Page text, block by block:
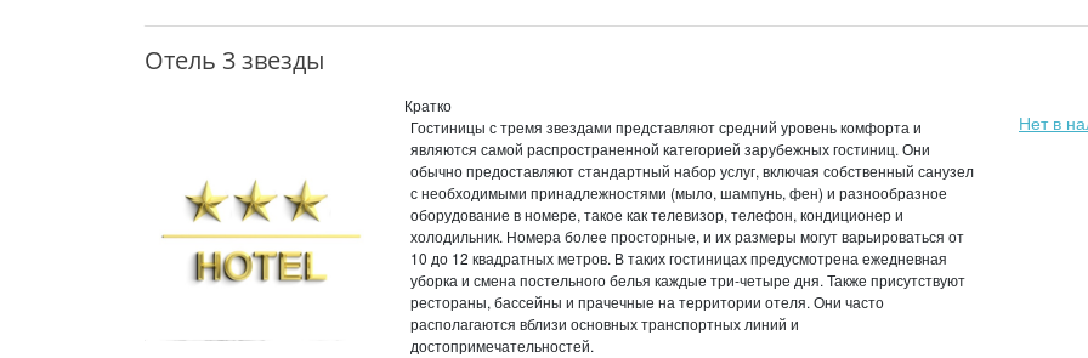
Отель 3 звезды
Кратко
Гостиницы с тремя звездами представляют средний уровень комфорта и
являются самой распространенной категорией зарубежных гостиниц. Они
обычно предоставляют стандартный набор услуг, включая собственный санузел
с необходимыми принадлежностями (мыло, шампунь, фен) и разнообразное
оборудование в номере, такое как телевизор, телефон, кондиционер и
холодильник. Номера более просторные, и их размеры могут варьироваться от
10 до 12 квадратных метров. В таких гостиницах предусмотрена ежедневная
уборка и смена постельного белья каждые три-четыре дня. Также присутствуют
рестораны, бассейны и прачечные на территории отеля. Они часто
располагаются вблизи основных транспортных линий и
достопримечательностей.
Нет в